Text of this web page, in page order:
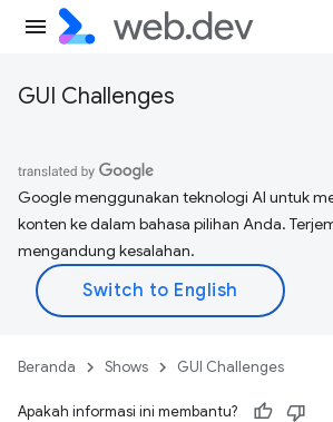
GUI Challenges
Google menggunakan teknologi AI untuk
konten ke dalam bahasa pilihan Anda.
mengandung kesalahan.
Beranda Shows GUI Challenges
Apakah informasi ini membantu?